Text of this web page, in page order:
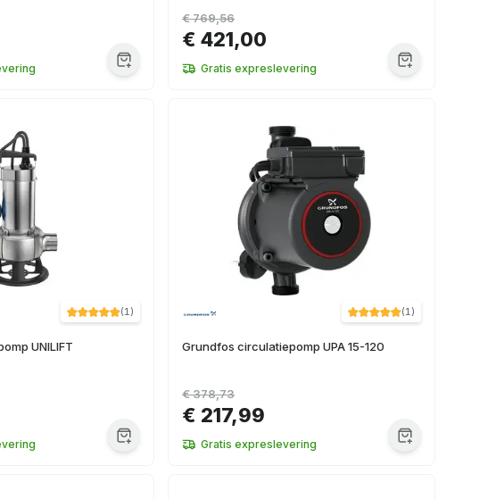
€ 421,00
€ 769,56
Gratis expreslevering
(1)
UNILIFT
(1)
Grundfos circulatiepomp UPA 15-120
€ 217,99
€ 378,73
Gratis expreslevering